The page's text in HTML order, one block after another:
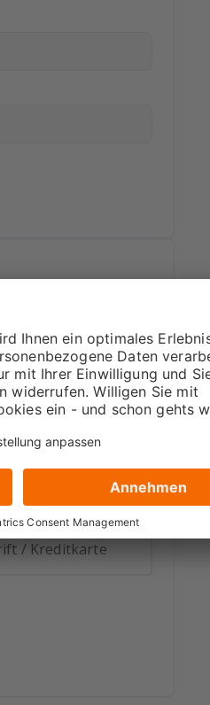
Platz für alles, was dir
/ Kreditkarte